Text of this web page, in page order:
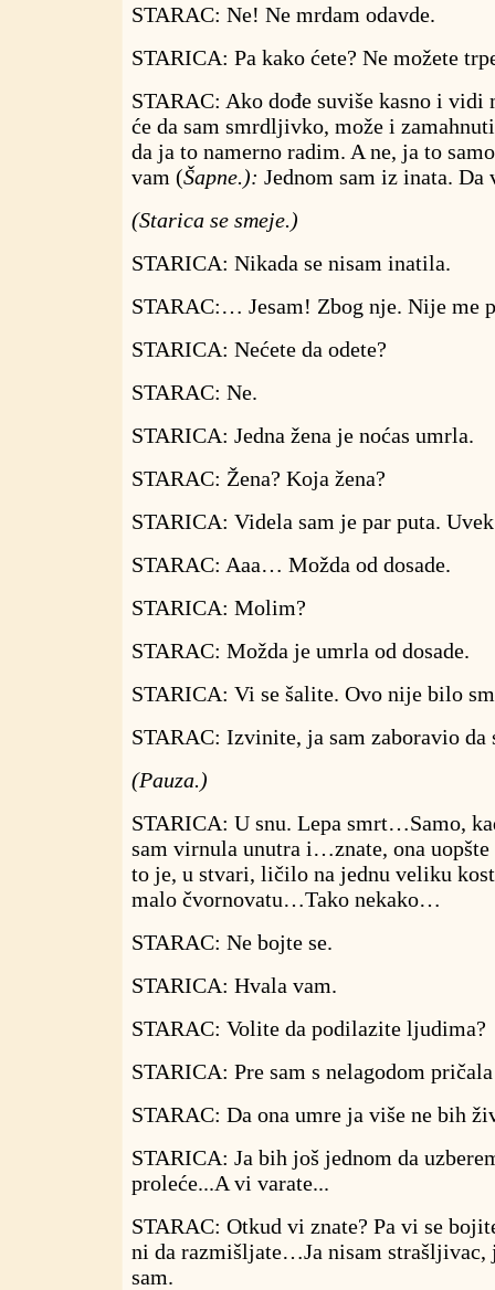
STARAC: Ne! Ne mrdam odavde.
STARICA: Pa kako ćete? Ne možete
STARAC: Ako dođe suviše kasno i vidi
će da sam smrdljivko, može i
da ja to namerno radim. A ne, ja to
vam (Šapne.): Jednom sam iz inata.
(Starica se smeje.)
STARICA: Nikada se nisam inatila.
STARAC:… Jesam! Zbog nje. Nije me
STARICA: Nećete da odete?
STARAC: Ne.
STARICA: Jedna žena je noćas umrla.
STARAC: Žena? Koja žena?
STARICA: Videla sam je par puta.
STARAC: Aaa… Možda od dosade.
STARICA: Molim?
STARAC: Možda je umrla od dosade.
STARICA: Vi se šalite. Ovo nije bilo
STARAC: Izvinite, ja sam zaboravio
(Pauza.)
STARICA: U snu. Lepa smrt…Samo,
sam virnula unutra i…znate, ona
to je, u stvari, ličilo na jednu veliku
malo čvornovatu…Tako nekako…
STARAC: Ne bojte se.
STARICA: Hvala vam.
STARAC: Volite da podilazite ljudima?
STARICA: Pre sam s nelagodom
STARAC: Da ona umre ja više ne bih
STARICA: Ja bih još jednom da
proleće...A vi varate...
STARAC: Otkud vi znate? Pa vi se
ni da razmišljate…Ja nisam strašljivac,
sam.